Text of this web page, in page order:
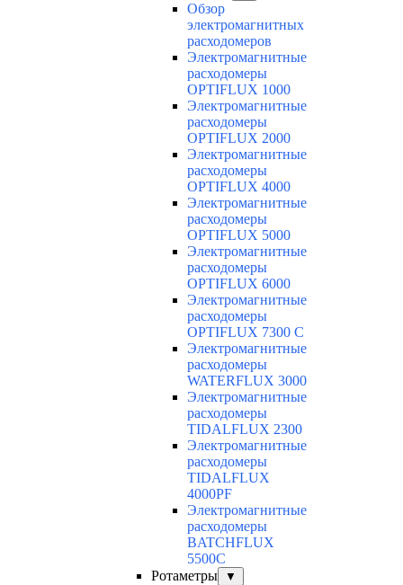
Обзор
электромагнитных
расходомеров
Электромагнитные
расходомеры
OPTIFLUX 1000
Электромагнитные
расходомеры
OPTIFLUX 2000
Электромагнитные
расходомеры
OPTIFLUX 4000
Электромагнитные
расходомеры
OPTIFLUX 5000
Электромагнитные
расходомеры
OPTIFLUX 6000
Электромагнитные
расходомеры
OPTIFLUX 7300 C
Электромагнитные
расходомеры
WATERFLUX 3000
Электромагнитные
расходомеры
TIDALFLUX 2300
Электромагнитные
расходомеры
TIDALFLUX
4000PF
Электромагнитные
расходомеры
BATCHFLUX
5500C
Ротаметры
▼